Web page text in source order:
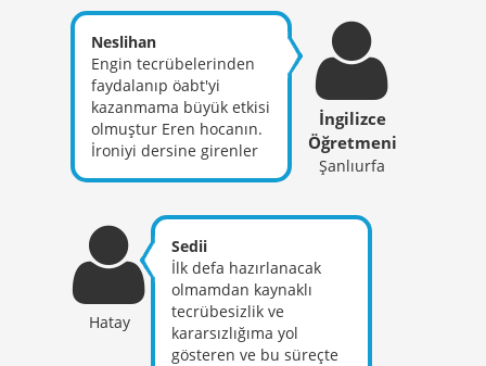
açılarınız yorum
gücümü arttırdı belki
kazanıcam bu sınavı
belki kazanamıcam ama
keşke Eren hocayla
dönem başından beri
birlikte olsaymışım
dedirtti bu kamp bana
hakkınızı helal edin
Neslihan
Engin tecrübelerinden
faydalanıp öabt'yi
kazanmama büyük etkisi
olmuştur Eren hocanın.
İroniyi dersine girenler
olduk hocam. İyi ki
sizinle yollarımız kesişti.
Hep sizin gibi bir
öğretmen olmaya
çalışacağım. Her şey için
teşekkürler. Hep iyilikle
kalın.(2020 kpss
İngilizce
Öğretmeni
Şanlıurfa
Hatay
Sedii
İlk defa hazırlanacak
olmamdan kaynaklı
tecrübesizlik ve
kararsızlığıma yol
gösteren ve bu süreçte